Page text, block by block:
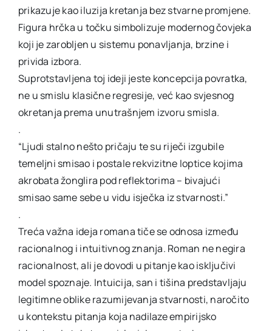
prikazuje kao iluzija kretanja bez stvarne promjene.
Figura hrčka u točku simbolizuje modernog čovjeka
koji je zarobljen u sistemu ponavljanja, brzine i
privida izbora.
Suprotstavljena toj ideji jeste koncepcija povratka,
ne u smislu klasične regresije, već kao svjesnog
okretanja prema unutrašnjem izvoru smisla.
.
“Ljudi stalno nešto pričaju te su riječi izgubile
temeljni smisao i postale rekvizitne loptice kojima
akrobata žonglira pod reflektorima – bivajući
smisao same sebe u vidu isječka iz stvarnosti.”
.
Treća važna ideja romana tiče se odnosa između
racionalnog i intuitivnog znanja. Roman ne negira
racionalnost, ali je dovodi u pitanje kao isključivi
model spoznaje. Intuicija, san i tišina predstavljaju
legitimne oblike razumijevanja stvarnosti, naročito
u kontekstu pitanja koja nadilaze empirijsko